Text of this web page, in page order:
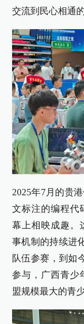
交流到民心相通
2025年7月的贵
文标注的编程代
幕上相映成趣。
事机制的持续进
队伍参赛，到如
参与，广西青少
盟规模最大的青